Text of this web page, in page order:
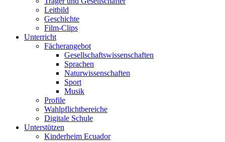
Leitbild
Geschichte
Film-Clips
Unterricht
Fächerangebot
Gesellschaftswissenschaften
Sprachen
Naturwissenschaften
Sport
Musik
Profile
Wahlpflichtbereiche
Digitale Schule
Unterstützen
Kinderheim Ecuador